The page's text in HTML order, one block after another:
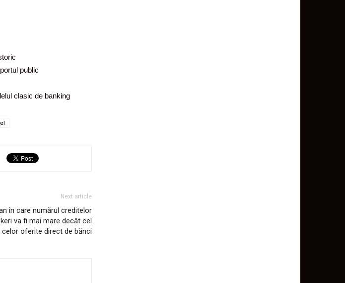
public
clasic de banking
Next article
în care numărul creditelor
va fi mai mare decât cel
celor oferite direct de bănci